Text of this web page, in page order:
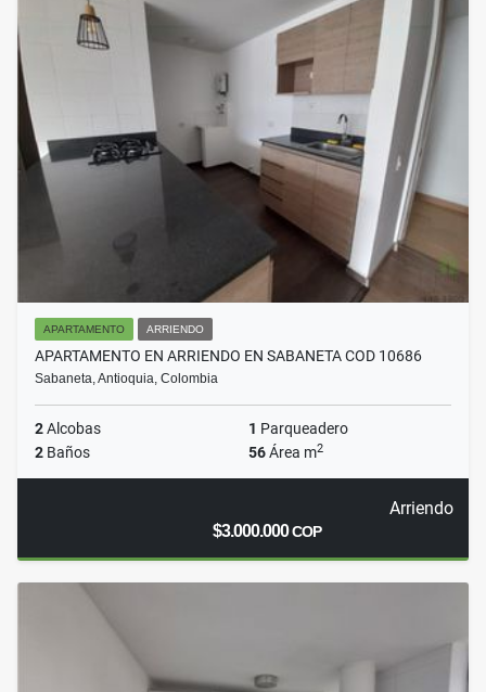
APARTAMENTO ARRIENDO
APARTAMENTO EN ARRIENDO EN SABANETA COD 10686
Sabaneta, Antioquia, Colombia
2Alcobas 1 Parqueadero
2 Baños 56Área m2
Arriendo
$3.000.000COP